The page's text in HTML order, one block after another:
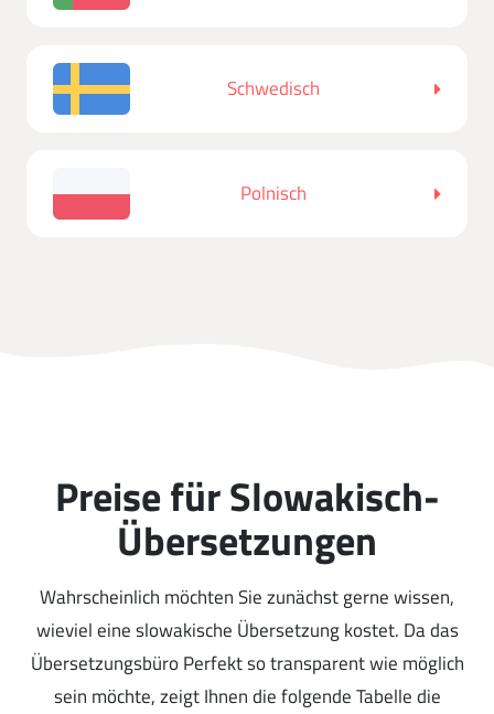
Schwedisch
Polnisch
Preise für Slowakisch-
Übersetzungen
Wahrscheinlich möchten Sie zunächst gerne wissen,
wieviel eine slowakische Übersetzung kostet. Da das
Übersetzungsbüro Perfekt so transparent wie möglich
sein möchte, zeigt Ihnen die folgende Tabelle die